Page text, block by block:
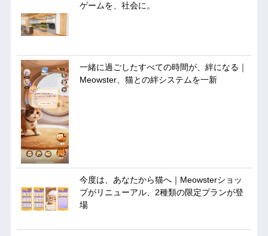
ゲームを、社会に。
一緒に過ごしたすべての時間が、絆になる｜
Meowster、猫との絆システムを一新
今度は、あなたから猫へ｜Meowsterショッ
プがリニューアル、2種類の限定プランが登
場